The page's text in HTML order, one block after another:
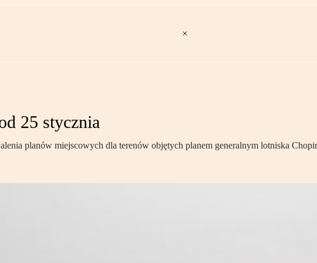
25 stycznia
planów miejscowych dla terenów objętych planem generalnym lotniska